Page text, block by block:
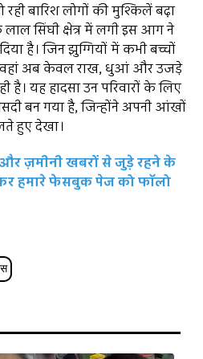
बारिश लोगों की मुश्किलें बढ़ा
लाल सिंघी क्षेत्र में लगी इस आग ने
है। जिन झुग्गियों में कभी बच्चों
वहां अब केवल राख, धुआं और उजड़े
है। यह हादसा उन परिवारों के लिए
बन गया है, जिन्होंने अपनी आंखों
हुए देखा।
ज़मीनी खबरों से जुड़े रहने के
हमारे फेसबुक पेज को फॉलो